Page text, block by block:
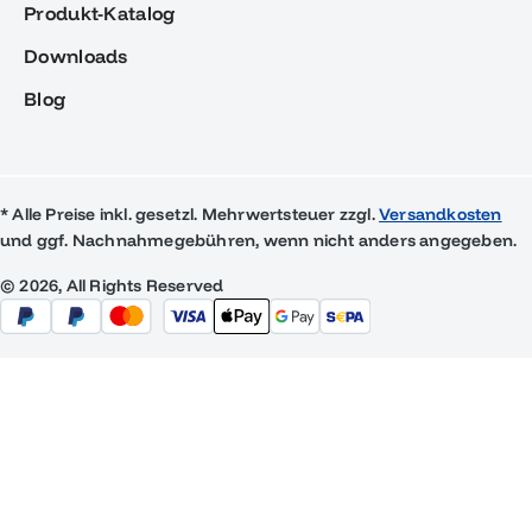
Produkt-Katalog
Downloads
Blog
* Alle Preise inkl. gesetzl. Mehrwertsteuer zzgl.Versandkosten
und ggf. Nachnahmegebühren, wenn nicht anders angegeben.
© 2026, All Rights Reserved